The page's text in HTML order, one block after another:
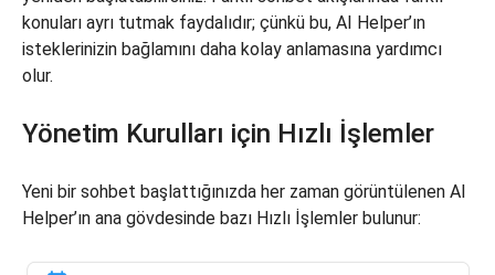
konuları ayrı tutmak faydalıdır; çünkü bu, AI Helper’ın
isteklerinizin bağlamını daha kolay anlamasına yardımcı
olur.
Yönetim Kurulları için Hızlı İşlemler
Yeni bir sohbet başlattığınızda her zaman görüntülenen AI
Helper’ın ana gövdesinde bazı Hızlı İşlemler bulunur: